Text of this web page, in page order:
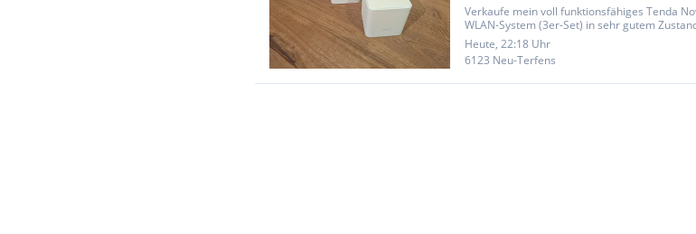
Verkaufe mein voll funktionsfähiges Tenda
WLAN-System (3er-Set) in sehr gutem
ist die leistungsstarke Version der Nova-
Würfel sind mit echten Gigabit-Ethernet-Ports
für...
Heute, 22:18 Uhr
6123 Neu-Terfens